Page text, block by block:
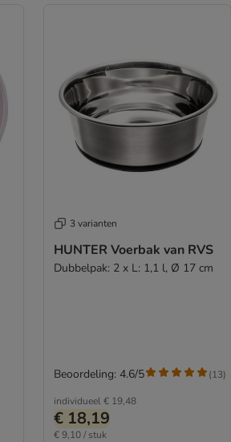
3 varianten
HUNTER Voerbak van RVS
Dubbelpak: 2 x L: 1,1 l, Ø 17 cm
individueel € 19,48
€ 18,19
€ 9,10 / stuk
Beoordeling: 4.6/5 (13)